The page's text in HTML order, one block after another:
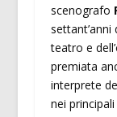
scenografo
teatro e
premiata
interprete
nei